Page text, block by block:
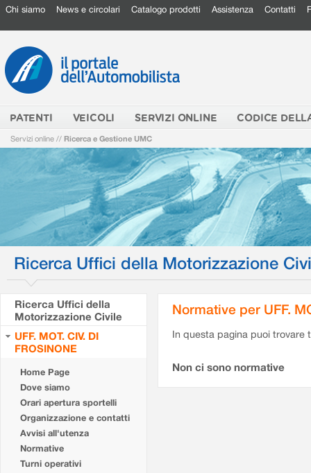
Chi siamo News e circolari Catalogo prodotti Assistenza Contatti
PATENTI VEICOLI SERVIZI ONLINE CODICE
Servizi online // Ricerca e Gestione UMC
Ricerca Uffici della Motorizzazione
Ricerca Uffici della
Motorizzazione Civile
UFF. MOT. CIV. DI
FROSINONE
Home Page
Dove siamo
Orari apertura sportelli
Organizzazione e contatti
Avvisi all'utenza
Normative
Turni operativi
Normative per UFF.
In questa pagina puoi
Non ci sono normative